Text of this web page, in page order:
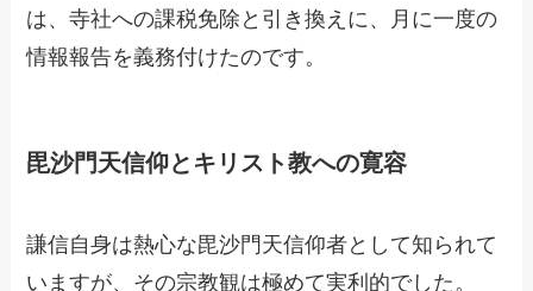
は、寺社への課税免除と引き換えに、月に一度の
情報報告を義務付けたのです。
毘沙門天信仰とキリスト教への寛容
謙信自身は熱心な毘沙門天信仰者として知られて
いますが、その宗教観は極めて実利的でした。